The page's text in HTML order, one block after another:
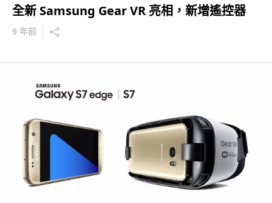
全新 Samsung Gear VR 亮相，新增遙控器
9 年前